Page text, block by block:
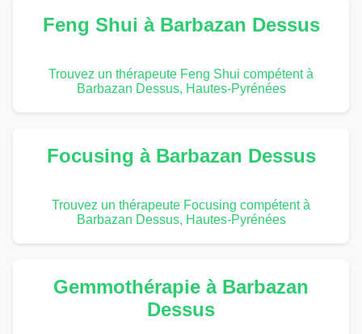
Feng Shui à Barbazan Dessus
Trouvez un thérapeute Feng Shui compétent à
Barbazan Dessus, Hautes-Pyrénées
Focusing à Barbazan Dessus
Trouvez un thérapeute Focusing compétent à
Barbazan Dessus, Hautes-Pyrénées
Gemmothérapie à Barbazan
Dessus